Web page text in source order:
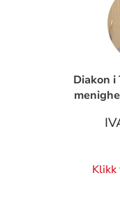
Diakon i